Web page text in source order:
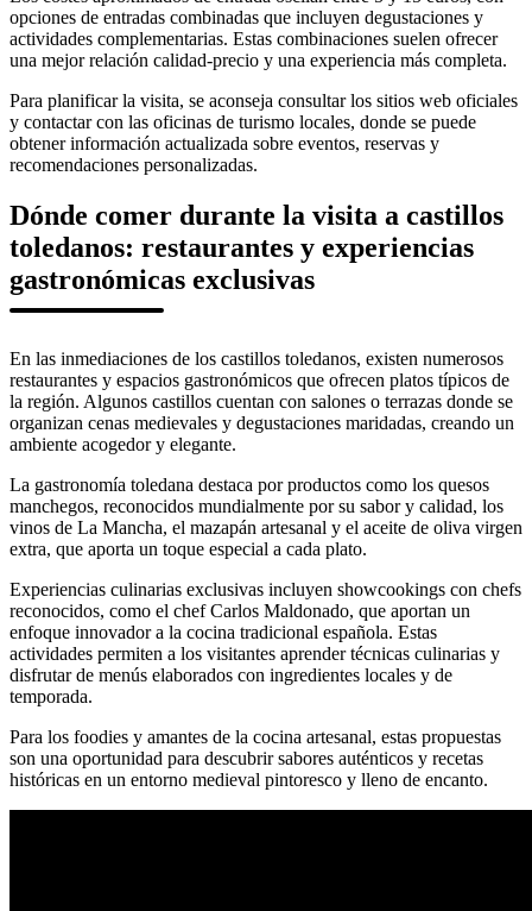
opciones de entradas combinadas que incluyen degustaciones y
actividades complementarias. Estas combinaciones suelen ofrecer
una mejor relación calidad-precio y una experiencia más completa.
Para planificar la visita, se aconseja consultar los sitios web oficiales
y contactar con las oficinas de turismo locales, donde se puede
obtener información actualizada sobre eventos, reservas y
recomendaciones personalizadas.
Dónde comer durante la visita a castillos
toledanos: restaurantes y experiencias
gastronómicas exclusivas
En las inmediaciones de los castillos toledanos, existen numerosos
restaurantes y espacios gastronómicos que ofrecen platos típicos de
la región. Algunos castillos cuentan con salones o terrazas donde se
organizan cenas medievales y degustaciones maridadas, creando un
ambiente acogedor y elegante.
La gastronomía toledana destaca por productos como los quesos
manchegos, reconocidos mundialmente por su sabor y calidad, los
vinos de La Mancha, el mazapán artesanal y el aceite de oliva virgen
extra, que aporta un toque especial a cada plato.
Experiencias culinarias exclusivas incluyen showcookings con chefs
reconocidos, como el chef Carlos Maldonado, que aportan un
enfoque innovador a la cocina tradicional española. Estas
actividades permiten a los visitantes aprender técnicas culinarias y
disfrutar de menús elaborados con ingredientes locales y de
temporada.
Para los foodies y amantes de la cocina artesanal, estas propuestas
son una oportunidad para descubrir sabores auténticos y recetas
históricas en un entorno medieval pintoresco y lleno de encanto.